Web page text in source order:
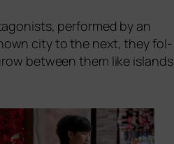
per­for­med by an
city to the next, they fol­
bet­ween them like islands